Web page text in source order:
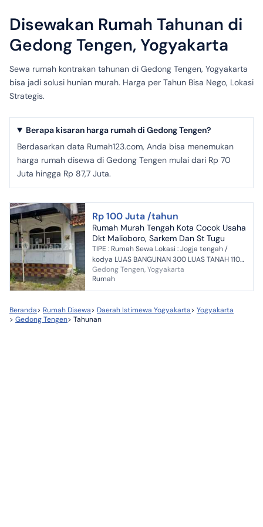
Disewakan Rumah Tahunan di
Gedong Tengen, Yogyakarta
Sewa rumah kontrakan tahunan di Gedong Tengen, Yogyakarta
bisa jadi solusi hunian murah. Harga per Tahun Bisa Nego, Lokasi
Strategis.
Berapa kisaran harga rumah di Gedong Tengen?
Berdasarkan data Rumah123.com, Anda bisa menemukan
harga rumah disewa di Gedong Tengen mulai dari Rp 70
Juta hingga Rp 87,7 Juta.
Rp 100 Juta /tahun
Rumah Murah Tengah Kota Cocok Usaha
Dkt Malioboro, Sarkem Dan St Tugu
TIPE : Rumah Sewa Lokasi : Jogja tengah /
kodya LUAS BANGUNAN 300 LUAS TANAH 1100
KAMAR TIDUR 5 KAMAR MANDI 4 LANTAI 1
FASILITA...
Gedong Tengen, Yogyakarta
Rumah
Beranda> Rumah Disewa> Daerah Istimewa Yogyakarta> Yogyakarta
> Gedong Tengen> Tahunan